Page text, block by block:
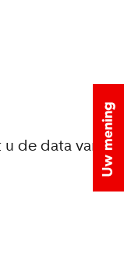
de data van